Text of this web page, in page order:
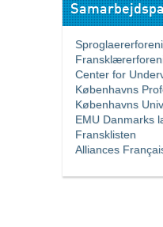
Center for
Københavns
Københavns
EMU Danmarks
Fransklisten
Alliances